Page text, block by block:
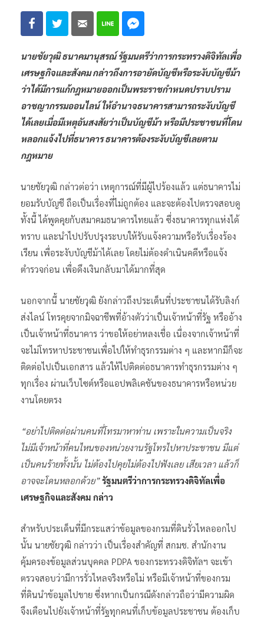
นายชัยวุฒิ ธนาคมานุสรณ์ รัฐมนตรีว่าการกระทรวงดิจิทัลเพื่อ
เศรษฐกิจและสังคม กล่าวถึงการอายัดบัญชีหรือระงับบัญชีม้า
ว่าได้มีการแก้กฎหมายออกเป็นพระราชกําหนดปราบปราม
อาชญากรรมออนไลน์ ให้อํานาจธนาคารสามารถระงับบัญชี
ได้เลยเมื่อมีเหตุอันสงสัยว่าเป็นบัญชีม้า หรือมีประชาชนที่โดน
หลอกแจ้งไปที่ธนาคาร ธนาคารต้องระงับบัญชีเลยตาม
กฎหมาย
นายชัยวุฒิ กล่าวต่อว่า เหตุการณ์ที่มีผู้ไปร้องแล้ว แต่ธนาคารไม่
ยอมรับบัญชี ถือเป็นเรื่องที่ไม่ถูกต้อง และจะต้องไปตรวจสอบดู
ทั้งนี้ ได้พูดคุยกับสมาคมธนาคารไทยแล้ว ซึ่งธนาคารทุกแห่งได้
ทราบ และนำไปปรับปรุงระบบให้รับแจ้งความหรือรับเรื่องร้อง
เรียน เพื่อระงับบัญชีม้าได้เลย โดยไม่ต้องดําเนินคดีหรือแจ้ง
ตํารวจก่อน เพื่อดึงเงินกลับมาได้มากที่สุด
นอกจากนี้ นายชัยวุฒิ ยังกล่าวถึงประเด็นที่ประชาชนได้รับลิงก์
ส่งไลน์ โทรคุยจากมิจฉาชีพที่อ้างตัวว่าเป็นเจ้าหน้าที่รัฐ หรืออ้าง
เป็นเจ้าหน้าที่ธนาคาร ว่าขอให้อย่าหลงเชื่อ เนื่องจากเจ้าหน้าที่
จะไม่โทรหาประชาชนเพื่อไปให้ทําธุรกรรมต่าง ๆ และหากมีก็จะ
ติดต่อไปเป็นเอกสาร แล้วให้ไปติดต่อธนาคารทําธุรกรรมต่าง ๆ
ทุกเรื่อง ผ่านเว็บไซต์หรือแอปพลิเคชันของธนาคารหรือหน่วย
งานโดยตรง
“อย่าไปติดต่อผ่านคนที่โทรมาหาท่าน เพราะในความเป็นจริง
ไม่มีเจ้าหน้าที่คนไหนของหน่วยงานรัฐโทรไปหาประชาชน มีแต่
เป็นคนร้ายทั้งนั้น ไม่ต้องไปคุยไม่ต้องไปฟังเลย เสียเวลา แล้วก็
อาจจะโดนหลอกด้วย” รัฐมนตรีว่าการกระทรวงดิจิทัลเพื่อ
เศรษฐกิจและสังคม กล่าว
สำหรับประเด็นที่มีกระแสว่าข้อมูลของกรมที่ดินรั่วไหลออกไป
นั้น นายชัยวุฒิ กล่าวว่า เป็นเรื่องสำคัญที่ สกมช. สำนักงาน
คุ้มครองข้อมูลส่วนบุคคล PDPA ของกระทรวงดิจิทัลฯ จะเข้า
ตรวจสอบว่ามีการรั่วไหลจริงหรือไม่ หรือมีเจ้าหน้าที่ของกรม
ที่ดินนำข้อมูลไปขาย ซึ่งหากเป็นกรณีดังกล่าวถือว่ามีความผิด
จึงเตือนไปยังเจ้าหน้าที่รัฐทุกคนที่เก็บข้อมูลประชาชน ต้องเก็บ